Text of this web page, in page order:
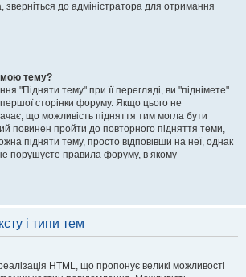
зверніться до адміністратора для отримання
мою тему?
"Підняти тему" при її перегляді, ви "піднімете"
сторінки форуму. Якщо цього не
що можливість підняття тим могла бути
повинен пройти до повторного підняття теми,
підняти тему, просто відповівши на неї, однак
порушуєте правила форуму, в якому
і типи тем
HTML, що пропонує великі можливості